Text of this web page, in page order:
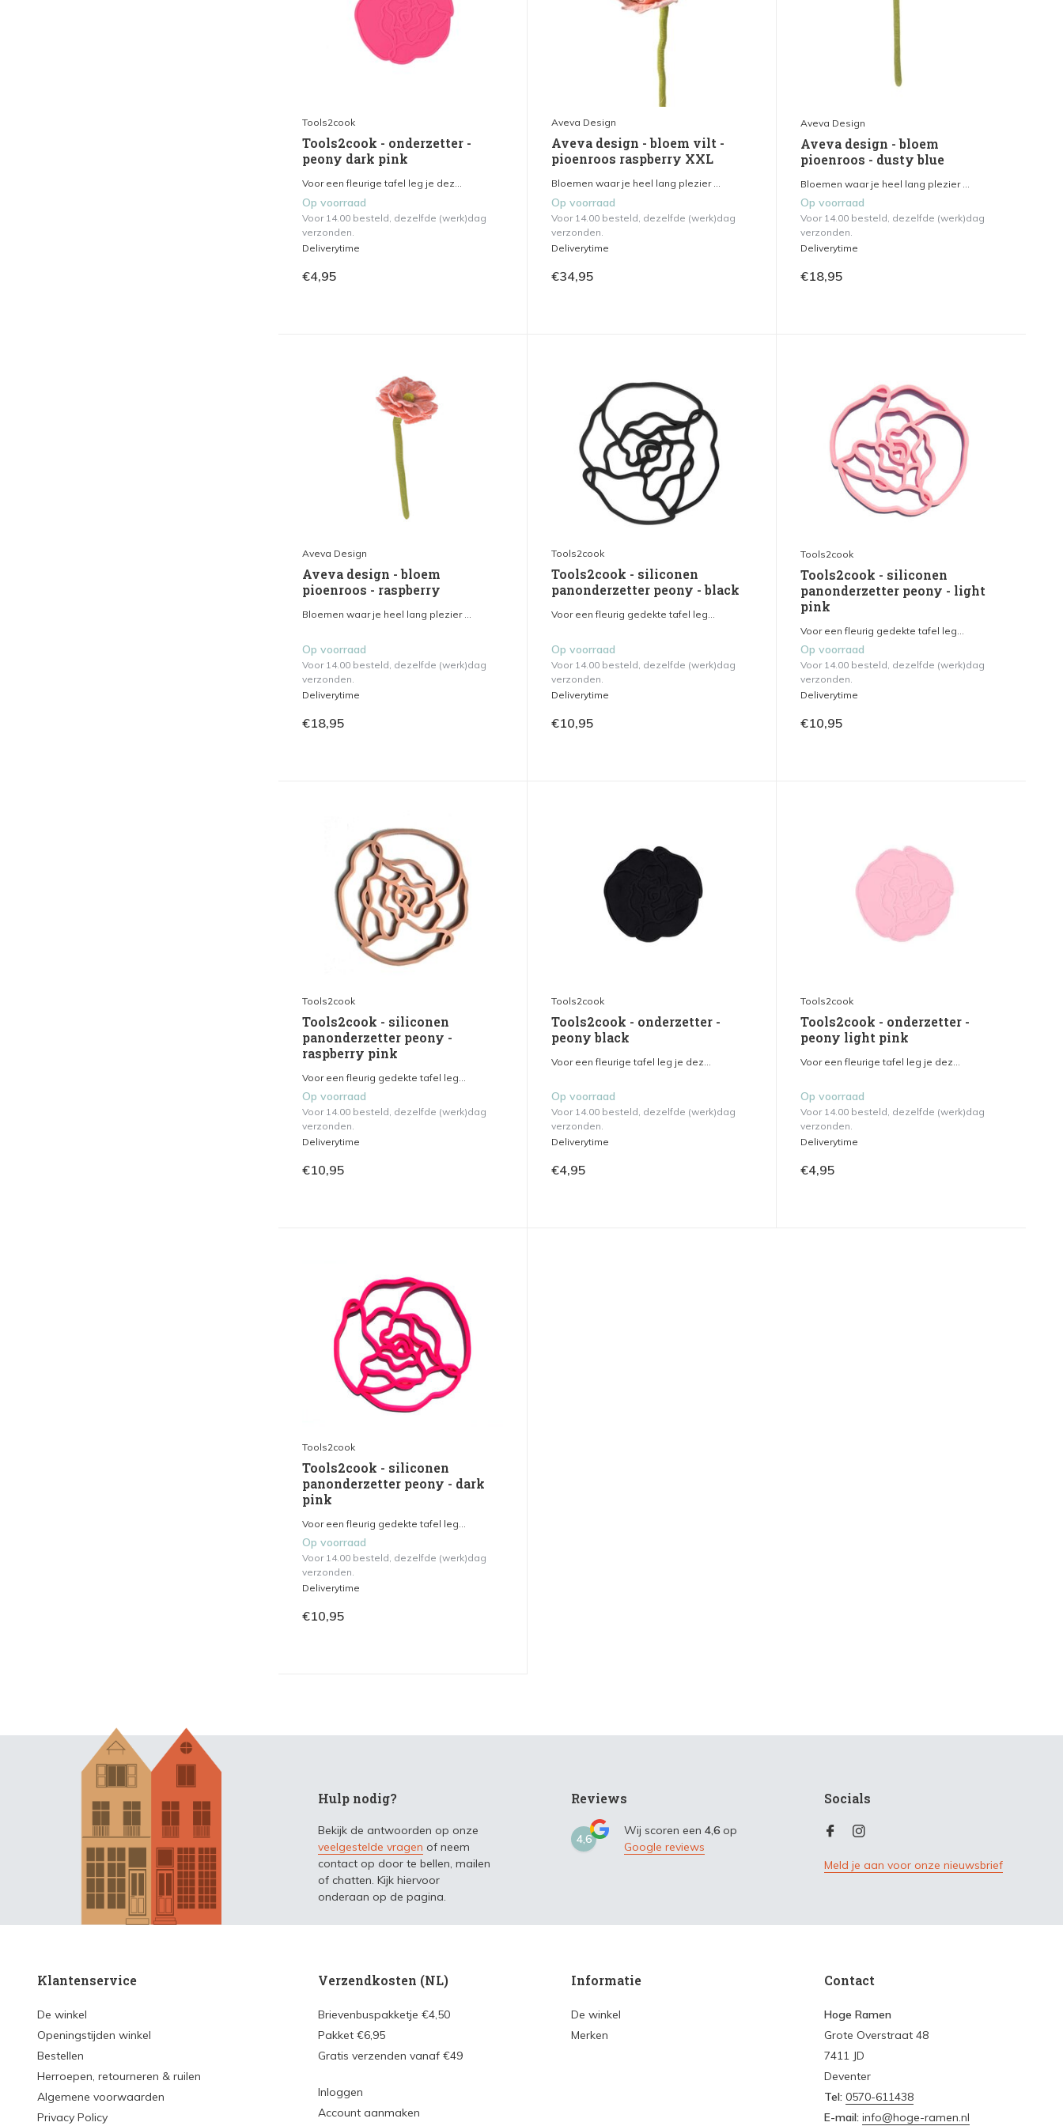
Tools2cook
Tools2cook - onderzetter -
peony dark pink
Voor een fleurige tafel leg je dez...
Op voorraad
Voor 14.00 besteld, dezelfde (werk)dag
verzonden.
Deliverytime
€4,95
Aveva Design
Aveva design - bloem vilt -
pioenroos raspberry XXL
Bloemen waar je heel lang plezier ...
Op voorraad
Voor 14.00 besteld, dezelfde (werk)dag
verzonden.
Deliverytime
€34,95
Aveva Design
Aveva design - bloem
pioenroos - dusty blue
Bloemen waar je heel lang plezier ...
Op voorraad
Voor 14.00 besteld, dezelfde (werk)dag
verzonden.
Deliverytime
€18,95
Aveva Design
Aveva design - bloem
pioenroos - raspberry
Bloemen waar je heel lang plezier ...
Op voorraad
Voor 14.00 besteld, dezelfde (werk)dag
verzonden.
Deliverytime
€18,95
Tools2cook
Tools2cook - siliconen
panonderzetter peony - black
Voor een fleurig gedekte tafel leg...
Op voorraad
Voor 14.00 besteld, dezelfde (werk)dag
verzonden.
Deliverytime
€10,95
Tools2cook
Tools2cook - siliconen
panonderzetter peony - light
pink
Voor een fleurig gedekte tafel leg...
Op voorraad
Voor 14.00 besteld, dezelfde (werk)dag
verzonden.
Deliverytime
€10,95
Tools2cook
Tools2cook - siliconen
panonderzetter peony -
raspberry pink
Voor een fleurig gedekte tafel leg...
Op voorraad
Voor 14.00 besteld, dezelfde (werk)dag
verzonden.
Deliverytime
€10,95
Tools2cook
Tools2cook - onderzetter -
peony black
Voor een fleurige tafel leg je dez...
Op voorraad
Voor 14.00 besteld, dezelfde (werk)dag
verzonden.
Deliverytime
€4,95
Tools2cook
Tools2cook - onderzetter -
peony light pink
Voor een fleurige tafel leg je dez...
Op voorraad
Voor 14.00 besteld, dezelfde (werk)dag
verzonden.
Deliverytime
€4,95
Tools2cook
Tools2cook - siliconen
panonderzetter peony - dark
pink
Voor een fleurig gedekte tafel leg...
Op voorraad
Voor 14.00 besteld, dezelfde (werk)dag
verzonden.
Deliverytime
€10,95
Hulp nodig?
Bekijk de antwoorden op onze
veelgestelde vragen of neem
contact op door te bellen, mailen
of chatten. Kijk hiervoor
onderaan op de pagina.
Reviews
4,6
Wij scoren een 4,6 op
Google reviews
Socials
Meld je aan voor onze nieuwsbrief
Klantenservice
De winkel
Openingstijden winkel
Bestellen
Herroepen, retourneren & ruilen
Algemene voorwaarden
Privacy Policy
Verzendkosten (NL)
Brievenbuspakketje €4,50
Pakket €6,95
Gratis verzenden vanaf €49
Inloggen
Account aanmaken
Informatie
De winkel
Merken
Contact
Hoge Ramen
Grote Overstraat 48
7411 JD
Deventer
Tel: 0570-611438
E-mail: info@hoge-ramen.nl